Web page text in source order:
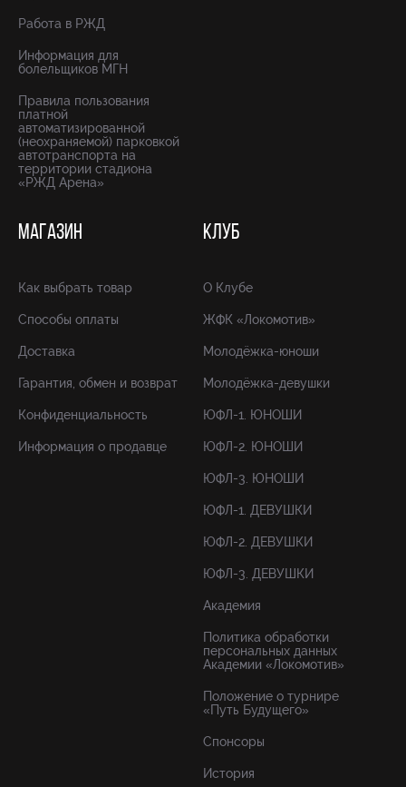
Работа в РЖД
Информация для
болельщиков МГН
Правила пользования
платной
автоматизированной
(неохраняемой) парковкой
автотранспорта на
территории стадиона
«РЖД Арена»
МАГАЗИН
Как выбрать товар
Способы оплаты
Доставка
Гарантия, обмен и возврат
Конфиденциальность
Информация о продавце
КЛУБ
О Клубе
ЖФК «Локомотив»
Молодёжка-юноши
Молодёжка-девушки
ЮФЛ-1. ЮНОШИ
ЮФЛ-2. ЮНОШИ
ЮФЛ-3. ЮНОШИ
ЮФЛ-1. ДЕВУШКИ
ЮФЛ-2. ДЕВУШКИ
ЮФЛ-3. ДЕВУШКИ
Академия
Политика обработки
персональных данных
Академии «Локомотив»
Положение о турнире
«Путь Будущего»
Спонсоры
История